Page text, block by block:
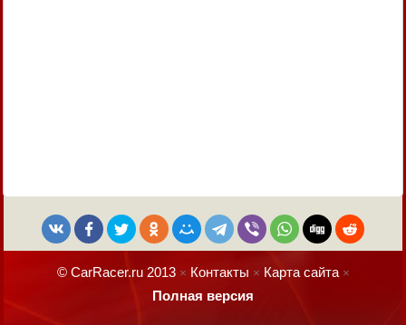
© CarRacer.ru 2013× Контакты × Карта сайта×
Полная версия